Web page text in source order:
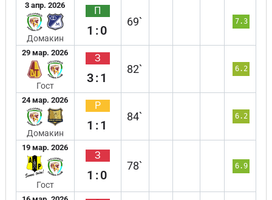
3 апр. 2026
Домакин
П
1:0
69` 7.3
29 мар. 2026
Гост
З
3:1
82` 6.2
24 мар. 2026
Домакин
Р
1:1
84` 6.2
19 мар. 2026
Гост
З
1:0
78` 6.9